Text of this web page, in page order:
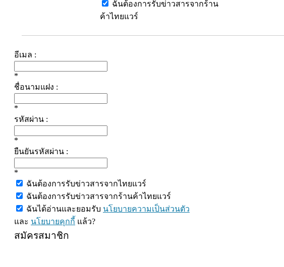
ฉันต้องการรับข่าวสารจากร้าน
ค้าไทยแวร์
อีเมล :
*
ชื่อนามแฝง :
*
รหัสผ่าน :
*
ยืนยันรหัสผ่าน :
*
ฉันต้องการรับข่าวสารจากไทยแวร์
ฉันต้องการรับข่าวสารจากร้านค้าไทยแวร์
ฉันได้อ่านและยอมรับ นโยบายความเป็นส่วนตัว
และ นโยบายคุกกี้ แล้ว?
สมัครสมาชิก